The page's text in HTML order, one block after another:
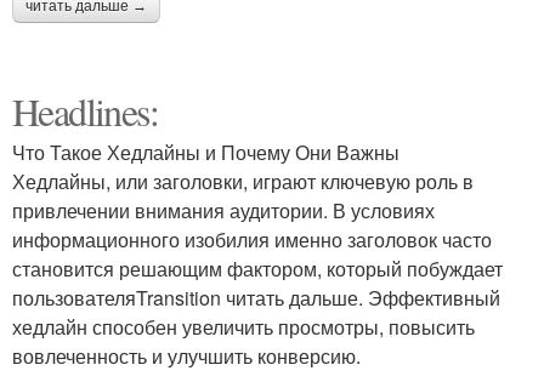
читать дальше →
Headlines:
Что Такое Хедлайны и Почему Они Важны
Хедлайны, или заголовки, играют ключевую роль в
привлечении внимания аудитории. В условиях
информационного изобилия именно заголовок часто
становится решающим фактором, который побуждает
пользователяTransition читать дальше. Эффективный
хедлайн способен увеличить просмотры, повысить
вовлеченность и улучшить конверсию.